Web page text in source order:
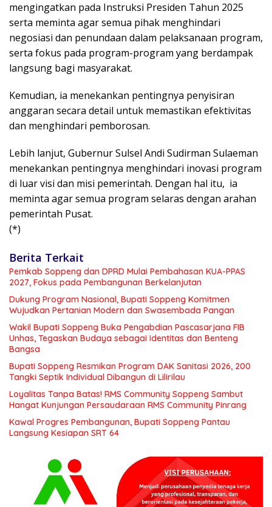
mengingatkan pada Instruksi Presiden Tahun 2025
serta meminta agar semua pihak menghindari
negosiasi dan penundaan dalam pelaksanaan program,
serta fokus pada program-program yang berdampak
langsung bagi masyarakat.
Kemudian, ia menekankan pentingnya penyisiran
anggaran secara detail untuk memastikan efektivitas
dan menghindari pemborosan.
Lebih lanjut, Gubernur Sulsel Andi Sudirman Sulaeman
menekankan pentingnya menghindari inovasi program
di luar visi dan misi pemerintah. Dengan hal itu, ia
meminta agar semua program selaras dengan arahan
pemerintah Pusat.
(*)
Berita Terkait
Pemkab Soppeng dan DPRD Mulai Pembahasan KUA-PPAS
2027, Fokus pada Pembangunan Berkelanjutan
Dukung Program Nasional, Bupati Soppeng Komitmen
Wujudkan Pertanian Modern dan Swasembada Pangan
Wakil Bupati Soppeng Buka Pengabdian Pascasarjana FIB
Unhas, Tegaskan Budaya sebagai Identitas dan Benteng
Bangsa
Bupati Soppeng Resmikan Program DAK Sanitasi 2026, 200
Tangki Septik Individual Dibangun di Lilirilau
Loyalitas Tanpa Batas! RMS Community Soppeng Sambut
Hangat Kunjungan Persaudaraan RMS Community Pinrang
Kawal Progres Pembangunan, Bupati Soppeng Pantau
Langsung Kesiapan SRT 64